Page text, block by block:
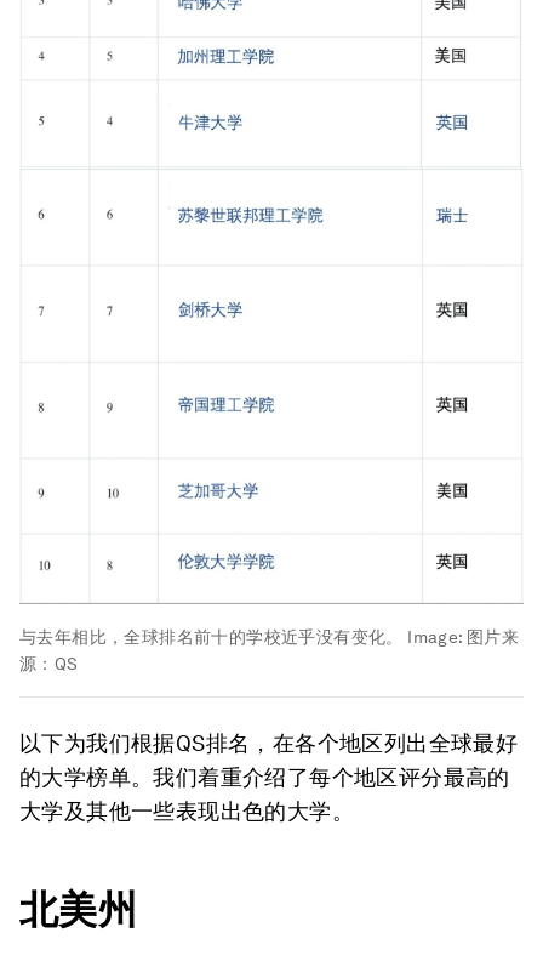
与去年相比，全球排名前十的学校近乎没有变化。 Image: 图片来
源：QS
以下为我们根据QS排名，在各个地区列出全球最好
的大学榜单。我们着重介绍了每个地区评分最高的
大学及其他一些表现出色的大学。
北美州